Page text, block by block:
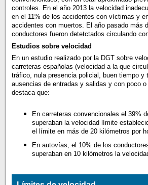
controles. En el año 2013 la velocidad
en el 11% de los accidentes con víctimas y
accidentes con muertos. El año pasado más
conductores fueron detetctados circulando
Estudios sobre velocidad
En un estudio realizado por la DGT sobre
carreteras españolas (velocidad a la que
tráfico, nula presencia policial, buen tiempo y
ausencias de entradas y salidas y con poco
destaca que:
En carreteras convencionales el 39%
superaban la velocidad límite
el límite en más de 20 kilómetros por
En autovías, el 10% de los
superaban en 10 kilómetros la